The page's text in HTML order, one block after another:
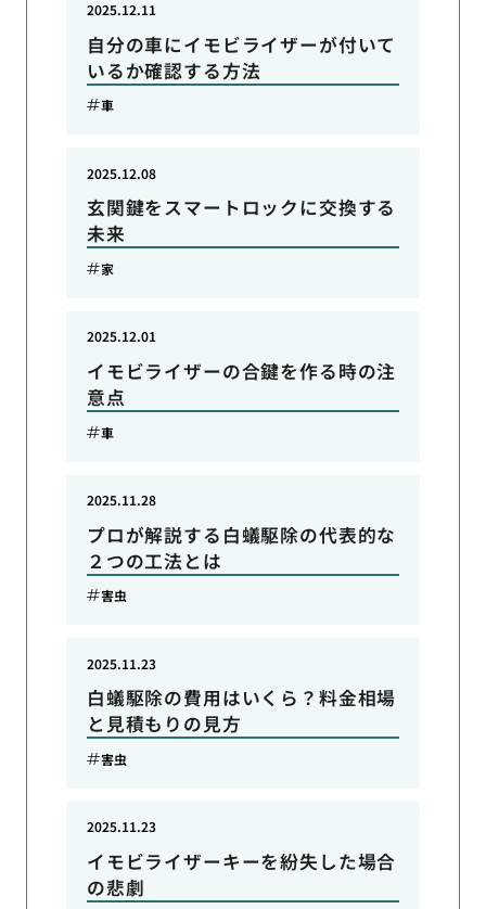
自分の車にイモビライザーが付いて
いるか確認する方法
2025.12.11
車
玄関鍵をスマートロックに交換する
未来
2025.12.08
家
イモビライザーの合鍵を作る時の注
意点
2025.12.01
車
プロが解説する白蟻駆除の代表的な
２つの工法とは
2025.11.28
害虫
白蟻駆除の費用はいくら？料金相場
と見積もりの見方
2025.11.23
害虫
イモビライザーキーを紛失した場合
の悲劇
2025.11.23